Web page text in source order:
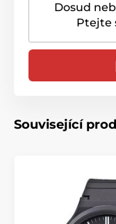
Dosud
Ptejte
Související